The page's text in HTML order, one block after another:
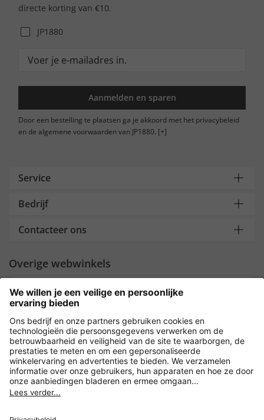
directe korting van €10.
JP1880
Aanmelden en sparen
Door een bestelling te plaatsen ga je akkoord met het privacybeleid
en de algemene voorwaarden van JP1880. [+]
Service
Bedrijf
Contacteer ons
Overige webwinkels
Nederland
Payment and Delivery
Versleuteling met